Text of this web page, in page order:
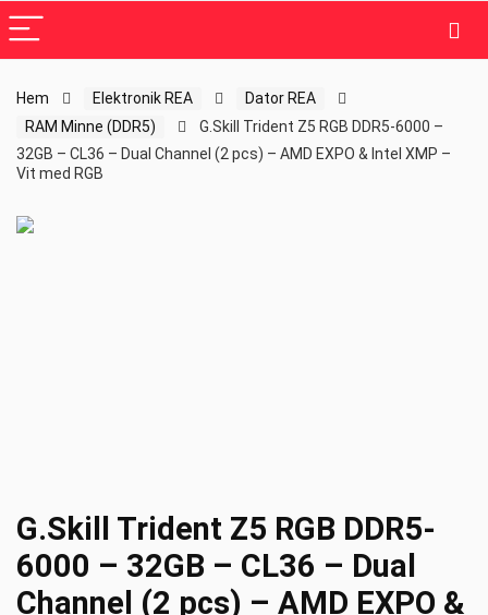
Hem Elektronik REA
Dator REA
RAM Minne (DDR5)
G.Skill Trident Z5 RGB DDR5-6000 –
32GB – CL36 – Dual Channel (2 pcs) – AMD EXPO & Intel XMP –
Vit med RGB
G.Skill Trident Z5 RGB DDR5-
6000 – 32GB – CL36 – Dual
Channel (2 pcs) – AMD EXPO &